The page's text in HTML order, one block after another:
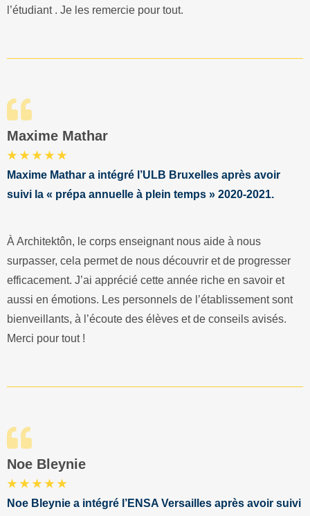
l’étudiant . Je les remercie pour tout.
Maxime Mathar
★ ★ ★ ★ ★
Maxime Mathar a intégré l’ULB Bruxelles après avoir
suivi la « prépa annuelle à plein temps » 2020-2021.
À Architektôn, le corps enseignant nous aide à nous
surpasser, cela permet de nous découvrir et de progresser
efficacement. J’ai apprécié cette année riche en savoir et
aussi en émotions. Les personnels de l’établissement sont
bienveillants, à l’écoute des élèves et de conseils avisés.
Merci pour tout !
Noe Bleynie
★ ★ ★ ★ ★
Noe Bleynie a intégré l’ENSA Versailles après avoir suivi